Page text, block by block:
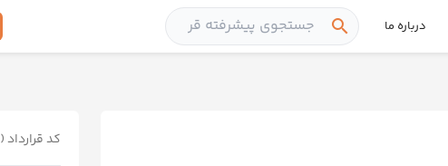
درباره ما search
کد قرارداد (SKY):